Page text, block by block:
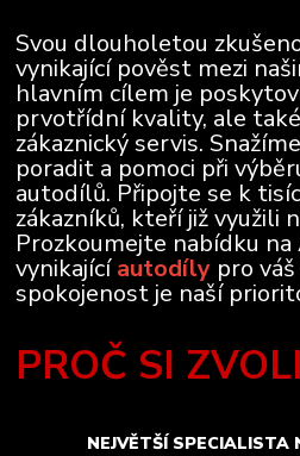
Svou dlouholetou
vynikající pověst mezi
hlavním cílem je
prvotřídní kvality, ale
zákaznický servis.
poradit a pomoci při
autodílů. Připojte se k
zákazníků, kteří již využili
Prozkoumejte nabídku
vynikajícíautodíly pro
spokojenost je naší
PROČ SI
NEJVĚTŠÍ